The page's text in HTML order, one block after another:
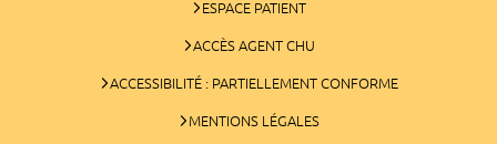
ESPACE PATIENT
ACCÈS AGENT CHU
ACCESSIBILITÉ : PARTIELLEMENT CONFORME
MENTIONS LÉGALES